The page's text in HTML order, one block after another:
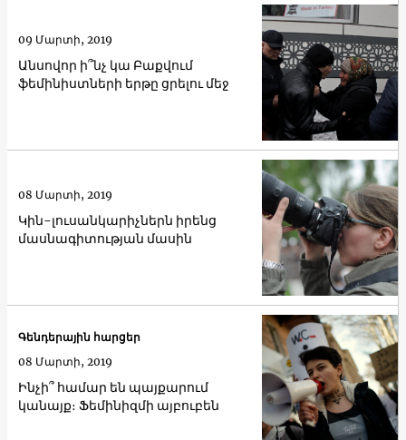
Անսովոր ի՞նչ կա Բաքվում
ֆեմինիստների երթը ցրելու մեջ
09 Մարտի, 2019
Կին-լուսանկարիչներն իրենց
մասնագիտության մասին
08 Մարտի, 2019
Ինչի՞ համար են պայքարում
կանայք։ Ֆեմինիզմի այբուբեն
Գենդերային հարցեր
08 Մարտի, 2019